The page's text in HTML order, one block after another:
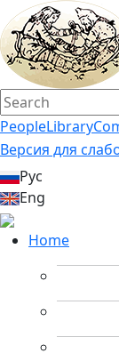
PeopleLibrary
Версия для
Рус
Eng
Home